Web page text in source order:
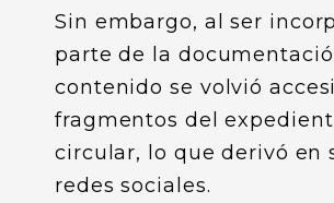
Sin embargo, al ser
parte de la
contenido se volvió
fragmentos del
circular, lo que derivó en
redes sociales.